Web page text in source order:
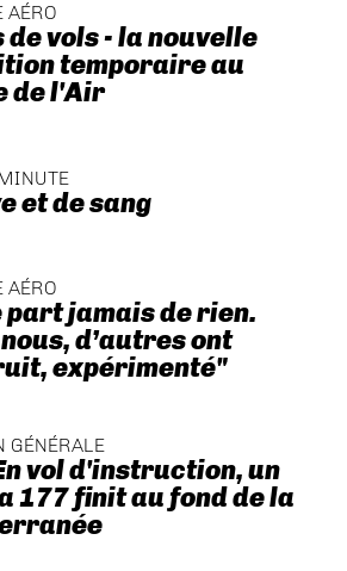
AÉRO
de vols - la nouvelle
temporaire au
de l'Air
et de sang
AÉRO
part jamais de rien.
d’autres ont
expérimenté"
GÉNÉRALE
vol d'instruction, un
177 finit au fond de la